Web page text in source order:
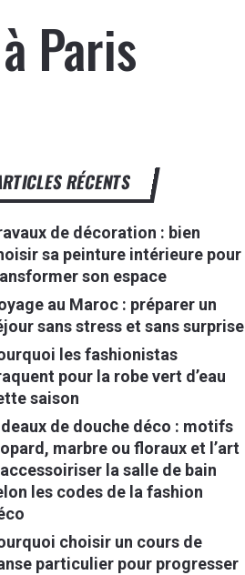
Paris
RÉCENTS
de décoration : bien
sa peinture intérieure pour
son espace
au Maroc : préparer un
sans stress et sans surprise
les fashionistas
pour la robe vert d’eau
saison
de douche déco : motifs
marbre ou floraux et l’art
la salle de bain
les codes de la fashion
choisir un cours de
particulier pour progresser